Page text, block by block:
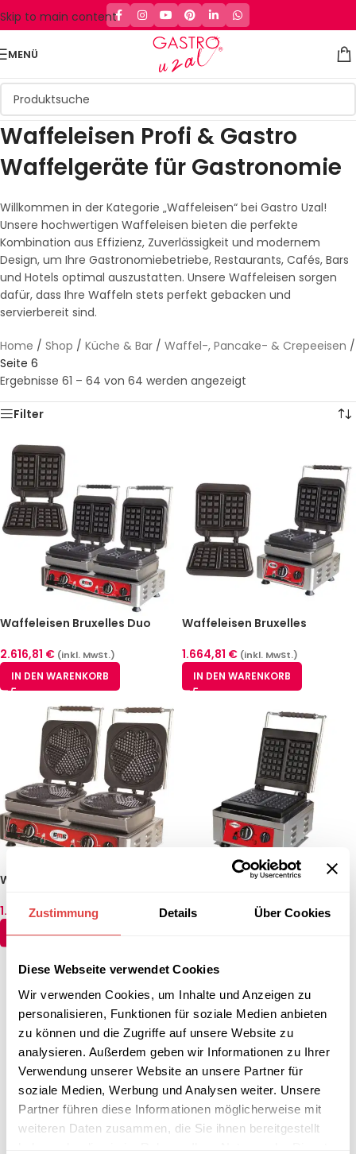
Zustimmung Details Über Cookies
Diese Webseite verwendet Cookies
Wir verwenden Cookies, um Inhalte und Anzeigen zu
personalisieren, Funktionen für soziale Medien anbieten
zu können und die Zugriffe auf unsere Website zu
analysieren. Außerdem geben wir Informationen zu Ihrer
Verwendung unserer Website an unsere Partner für
soziale Medien, Werbung und Analysen weiter. Unsere
Partner führen diese Informationen möglicherweise mit
weiteren Daten zusammen, die Sie ihnen bereitgestellt
Skip to main content
MENÜ
Waffeleisen Profi & Gastro
Waffelgeräte für Gastronomie
Willkommen in der Kategorie „Waffeleisen“ bei Gastro Uzal!
Unsere hochwertigen Waffeleisen bieten die perfekte
Kombination aus Effizienz, Zuverlässigkeit und modernem
Design, um Ihre Gastronomiebetriebe, Restaurants, Cafés, Bars
und Hotels optimal auszustatten. Unsere Waffeleisen sorgen
dafür, dass Ihre Waffeln stets perfekt gebacken und
servierbereit sind.
Home / Shop / Küche & Bar / Waffel-, Pancake- & Crepeeisen /
Seite 6
Ergebnisse 61 – 64 von 64 werden angezeigt
Filter
Waffeleisen Bruxelles Duo
2.616,81 € (inkl. MwSt.)
IN DEN WARENKORB
Waffeleisen Bruxelles
1.664,81 € (inkl. MwSt.)
IN DEN WARENKORB
Waffeleisen Classico Duo
1.664,81€(inkl. MwSt.)
IN DEN WARENKORB
Waffeleisen Classico
891,31
(inkl. MwSt.)